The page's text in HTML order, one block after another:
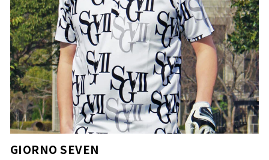
GIORNO SEVEN